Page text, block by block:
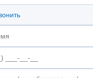
способ